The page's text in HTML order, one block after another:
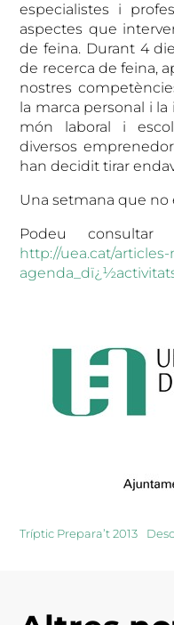
especialistes i
aspectes que
de feina. Durant 4
de recerca de feina,
nostres
la marca personal i
món laboral i
diversos
han decidit tirar
Una setmana que
Podeu consultar
http://uea.cat/articles-
Tríptic Prepara’t 2013